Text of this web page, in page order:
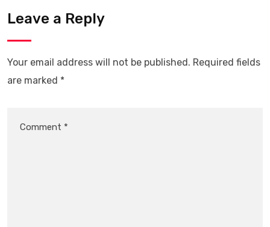
Leave a Reply
Your email address will not be published. Required fields
are marked *